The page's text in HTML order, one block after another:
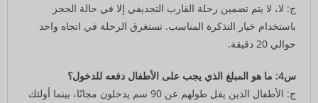
ج: لا، لا يتم تضمين رحلة القارب التجديفي إلا في حالة الحجز
باستخدام خيار التذكرة المناسب. تستغرق الرحلة في اتجاه واحد
حوالي 20 دقيقة.
س4: ما هو المبلغ الذي يجب على الأطفال دفعه للدخول؟
ج: الأطفال الذين يقل طولهم عن 90 سم يدخلون مجانًا، بينما أولئك